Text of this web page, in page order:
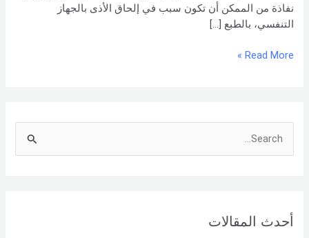
نفاذة من الممكن أن تكون سبب في إلحاق الأذى بالجهاز
التنفسي، بالطبع […]
Read More »
cأحدث المقالات